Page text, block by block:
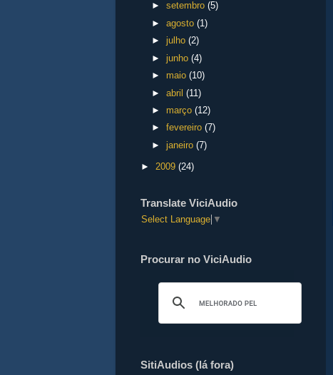
►setembro(5)
►agosto(1)
►julho(2)
►junho(4)
► maio(10)
►abril(11)
► março(12)
►fevereiro(7)
►janeiro(7)
► 2009 (24)
Translate ViciAudio
Select Language ▼
Procurar no ViciAudio
SitiAudios (lá fora)